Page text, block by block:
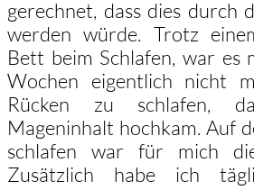
gerechnet, dass dies durch
werden würde. Trotz
Bett beim Schlafen, war es
Wochen eigentlich nicht
Rücken zu schlafen,
Mageninhalt hochkam. Auf
schlafen war für mich
Zusätzlich habe ich